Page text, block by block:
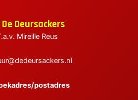
De Deursackers
Mireille Reus
postadres